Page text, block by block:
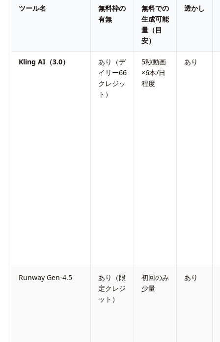
ツール名
無料枠の
有無
無料での
生成可能
量（目
安）
透かし
Kling AI（3.0）
あり（デ
イリー66
クレジッ
ト）
5秒動画
×6本/日
程度
あり
Runway Gen-4.5
あり（限
定クレジ
ット）
初回のみ
少量
あり